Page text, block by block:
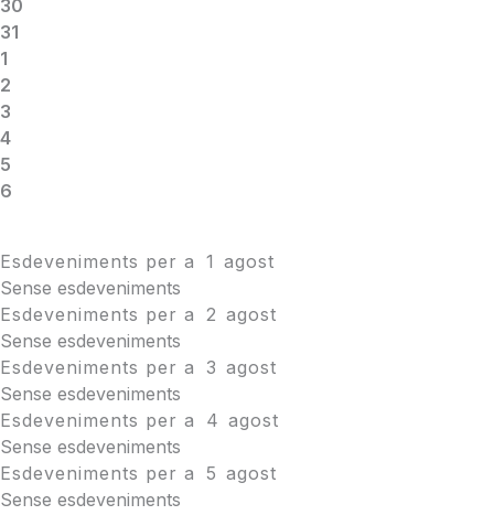
30
31
1
2
3
4
5
6
Esdeveniments per a 1 agost
Sense esdeveniments
Esdeveniments per a
2 agost
Sense esdeveniments
Esdeveniments per a 3 agost
Sense esdeveniments
Esdeveniments per a
4 agost
Sense esdeveniments
Esdeveniments per a 5 agost
Sense esdeveniments